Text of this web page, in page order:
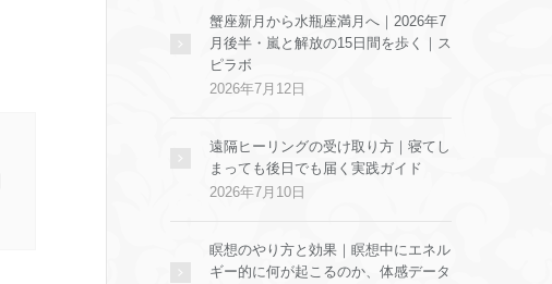
蟹座新月から水瓶座満月へ｜2026年7
月後半・嵐と解放の15日間を歩く｜ス
ピラボ
2026年7月12日
遠隔ヒーリングの受け取り方｜寝てし
まっても後日でも届く実践ガイド
2026年7月10日
瞑想のやり方と効果｜瞑想中にエネル
ギー的に何が起こるのか、体感データ